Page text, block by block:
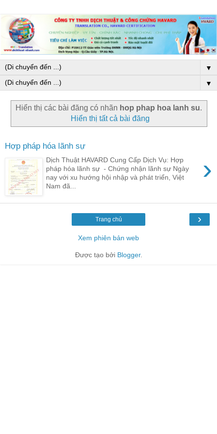
▼
▼
Hiển thị các bài đăng có nhãn hop phap hoa lanh su.
Hiển thị tất cả bài đăng
Hợp pháp hóa lãnh sự
›
Dịch Thuật HAVARD Cung Cấp Dịch Vụ: Hợp
pháp hóa lãnh sự - Chứng nhận lãnh sự Ngày
nay với xu hướng hội nhập và phát triển, Việt
Nam đã...
›
Trang chủ
Xem phiên bản web
Được tạo bởi Blogger.